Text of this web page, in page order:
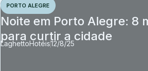
PORTO ALEGRE
Noite em Porto Alegre: 8
para curtir a cidade
LaghettoHotéis12/8/25